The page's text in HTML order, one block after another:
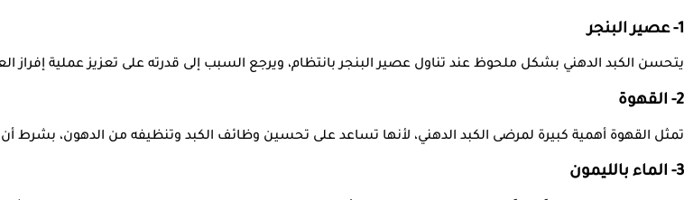
1- عصير البنجر
يتحسن الكبد الدهني بشكل ملحوظ عند تناول عصير البنجر بانتظام، ويرجع السبب إلى قدرته على تعزيز عملية إفراز
2- القهوة
تمثل القهوة أهمية كبيرة لمرضى الكبد الدهني، لأنها تساعد على تحسين وظائف الكبد وتنظيفه من الدهون، بشرط
3- الماء بالليمون